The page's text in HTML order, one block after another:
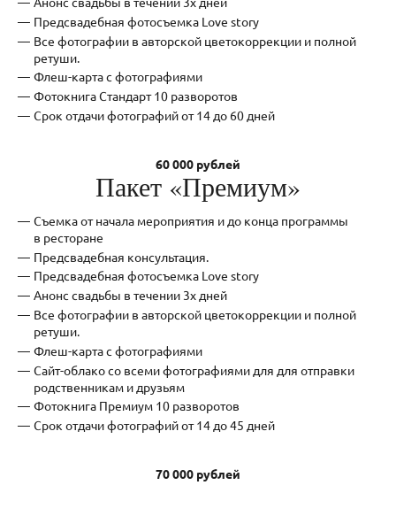
Предсвадебная фотосъемка Love storу
Все фотографии в авторской цветокоррекции и полной
ретуши.
Флеш-карта с фотографиями
Фотокнига Стандарт 10 разворотов
Срок отдачи фотографий от 14 до 60 дней
60 000 рублей
Пакет «Премиум»
Съемка от начала мероприятия и до конца программы
в ресторане
Предсвадебная консультация.
Предсвадебная фотосъемка Love storу
Анонс свадьбы в течении 3х дней
Все фотографии в авторской цветокоррекции и полной
ретуши.
Флеш-карта с фотографиями
Сайт-облако со всеми фотографиями для для отправки
родственникам и друзьям
Фотокнига Премиум 10 разворотов
Срок отдачи фотографий от 14 до 45 дней
70 000 рублей